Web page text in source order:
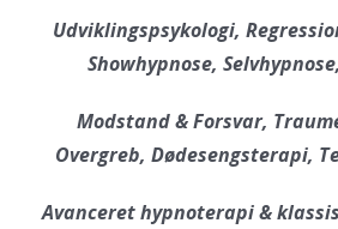
Udviklingspsykologi,
Showhypnose,
Modstand & Forsvar,
Overgreb, Dødesengsterapi,
Avanceret hypnoterapi &